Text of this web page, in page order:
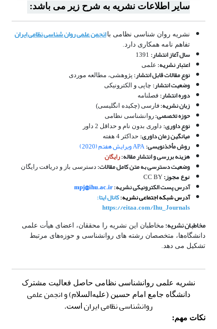
سایر اطلاعات نشریه به شرح زیر می باشد:
نشریه روان شناسی نظامی با انجمن علمی روان شناسی نظامی ایران
تفاهم نامه همکاری دارد.
سال آغاز انتشار:
اعتبار نشریه: علمی
نوع مقالات قابل انتشار: پژوهشی، مطالعه موردی
وضعیت انتشار: چاپی و الکترونیکی
دوره انتشار: فصلنامه
زبان نشریه: فارسی (چکیده انگلیسی)
حوزه تخصصی: روانشناسی نظامی
نوع داوری: داوری بدون نام و حداقل 2 داور
میانگین زمان داوری: حداکثر 4 هفته
روش مأخذنویسی:APA ویرایش هفتم (2020)
هزینه بررسی و انتشار مقاله:رایگان
وضعیت دسترسی به متن کامل مقالات: دسترسی باز و دریافت رایگان
نوع مجوز: CC BY
آدرس پست الکترونیکی نشریه:mpj@ihu.ac.ir
آدرس شبکه اجتماعی نشریه:کانال ایتا:
https://eitaa.com/Ihu_Journals
مخاطبان نشریه: مخاطبان این نشریه را محققان، اعضای هیأت علمی
دانشگاه‌ها، متخصصان رشته های روانشناسی و حوزه‌های مرتبط
تشکیل می دهد.
نشریه علمی روانشناسی نظامی حاصل فعالیت مشترک
دانشگاه جامع امام حسین (علیه‌السلام) و انجمن علمی
روانشناسی نظامی ایران است.
نکات مهم: